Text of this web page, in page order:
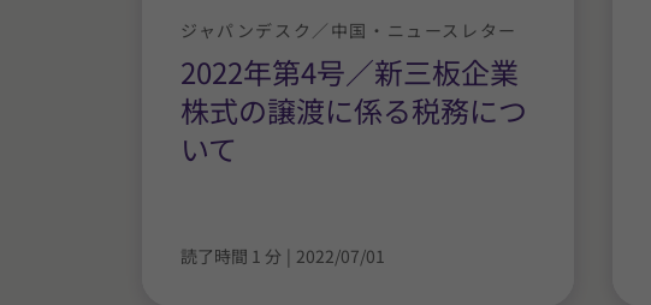
2022年第4号／新三板企業
株式の譲渡に係る税務につ
いて
ジャパンデスク／中国・ニュースレター
読了時間 1 分 | 2022/07/01